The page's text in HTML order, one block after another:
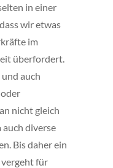
in einer
wir etwas
im
überfordert.
auch
nicht gleich
auch diverse
Bis daher ein
für